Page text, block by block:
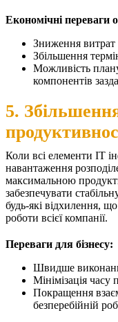
Економічні переваги
Зниження витрат
Збільшення
Можливість
компонентів
5.
Коли всі елементи ІТ
навантаження
максимальною
забезпечувати
будь-які відхилення,
роботи всієї компанії.
Переваги для бізнесу:
Швидше
Мінімізація часу
Покращення
безперебійній